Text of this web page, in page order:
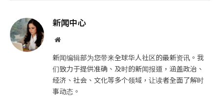
新闻中心
网
新闻编辑部为您带来全球华人社区的最新资讯。我
们致力于提供准确、及时的新闻报道，涵盖政治、
经济、社会、文化等多个领域，让读者全面了解时
事动态。